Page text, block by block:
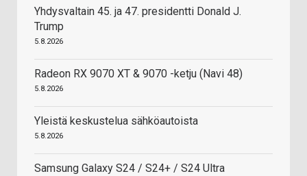
Yhdysvaltain 45. ja 47. presidentti Donald J.
Trump
5.8.2026
Radeon RX 9070 XT & 9070 -ketju (Navi 48)
5.8.2026
Yleistä keskustelua sähköautoista
5.8.2026
Samsung Galaxy S24 / S24+ / S24 Ultra